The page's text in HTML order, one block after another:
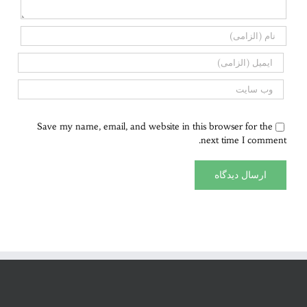
Save my name, email, and website in this browser for the
next time I comment.